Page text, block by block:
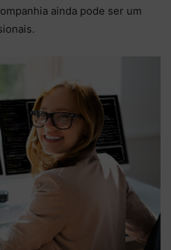
ainda pode ser um